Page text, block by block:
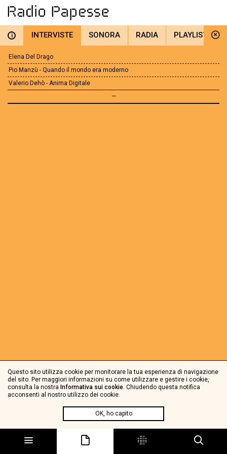
i INTERVISTE SONORA RADIA PLAYLIST
Elena Del Drago
Pio Manzù - Quando il mondo era moderno
Valerio Dehò - Anima Digitale
—
Questo sito utilizza cookie per monitorare la tua esperienza di navigazione
del sito. Per maggiori informazioni su come utilizzare e gestire i cookie,
consulta la nostra Informativa sui cookie. Chiudendo questa notifica
acconsenti al nostro utilizzo dei cookie.
OK, ho capito